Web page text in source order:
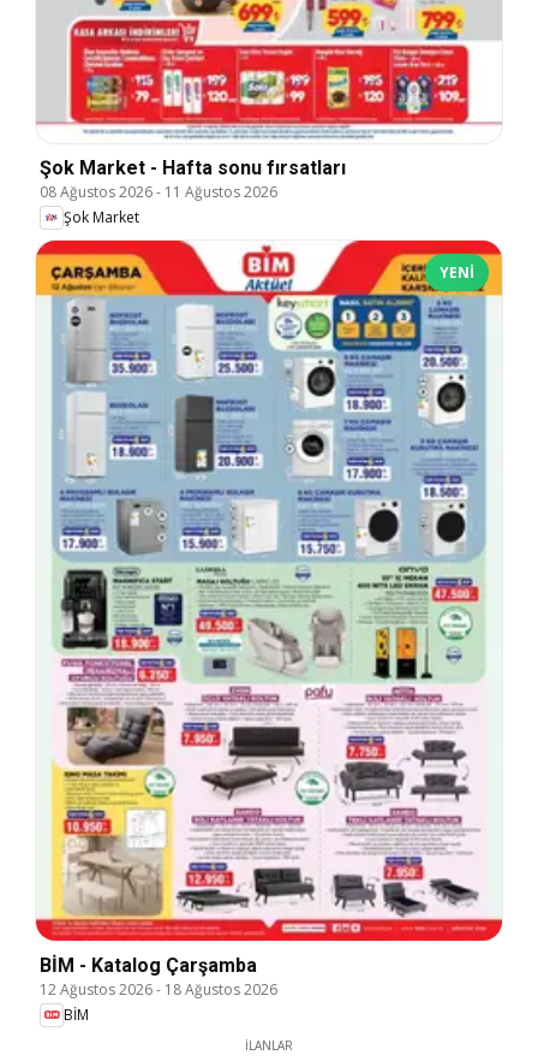
Şok Market - Hafta sonu fırsatları
08 Ağustos 2026- 11 Ağustos 2026
Şok Market
YENI
BİM - Katalog Çarşamba
12 Ağustos 2026- 18 Ağustos 2026
BİM
İLANLAR